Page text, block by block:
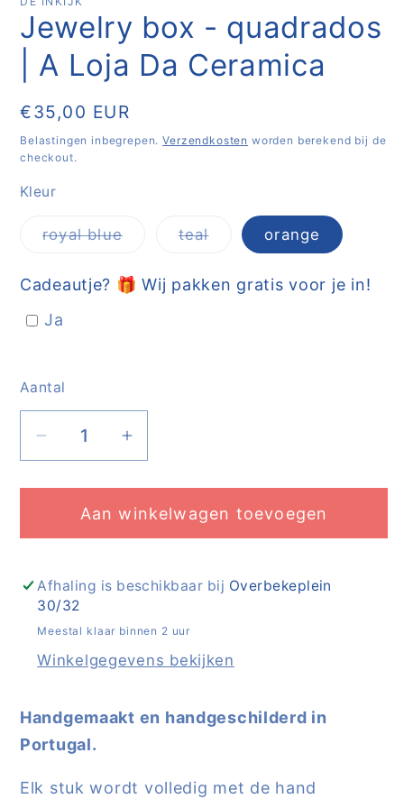
Jewelry box - quadrados
| A Loja Da Ceramica
Normale
prijs
€35,00 EUR
Belastingen inbegrepen.Verzendkosten worden berekend bij de
checkout.
Kleur
royal blueVariant
niet
beschikbaar
tealVariant
uitverkocht
niet
beschikbaar
orange
Cadeautje? 🎁 Wij pakken gratis voor je in!
Ja
Aantal
Aantal
Aantal
voor
Jewelry
box
quadrados
|
A
Loja
Aantal
voor
Jewelry
box
quadrados
A
Loja
Aan winkelwagen toevoegen
Afhaling is beschikbaar bij Overbekeplein
30/32
Meestal klaar binnen 2 uur
Winkelgegevens bekijken
Handgemaakt en handgeschilderd in
Portugal.
Elk stuk wordt volledig met de hand